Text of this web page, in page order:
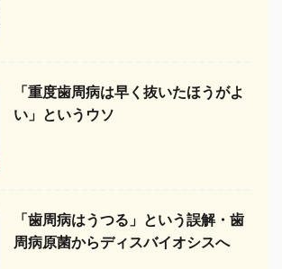
「重度歯周病は早く抜いたほうがよ
い」というウソ
「歯周病はうつる」という誤解・歯
周病原菌からディスバイオシスへ